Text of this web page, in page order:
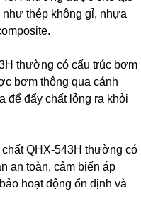
thép không gỉ, nhựa
thường có cấu trúc bơm
bơm thông qua cánh
để đẩy chất lỏng ra khỏi
QHX-543H thường có
an toàn, cảm biến áp
hoạt động ổn định và